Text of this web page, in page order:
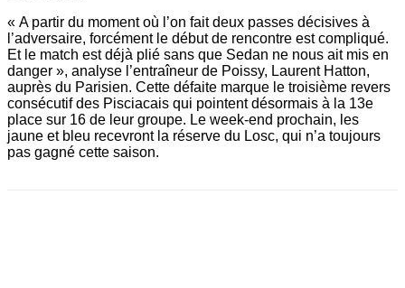
« A partir du moment où l’on fait deux passes décisives à
l’adversaire, forcément le début de rencontre est compliqué.
Et le match est déjà plié sans que Sedan ne nous ait mis en
danger », analyse l’entraîneur de Poissy, Laurent Hatton,
auprès du Parisien. Cette défaite marque le troisième revers
consécutif des Pisciacais qui pointent désormais à la 13e
place sur 16 de leur groupe. Le week-end prochain, les
jaune et bleu recevront la réserve du Losc, qui n’a toujours
pas gagné cette saison.